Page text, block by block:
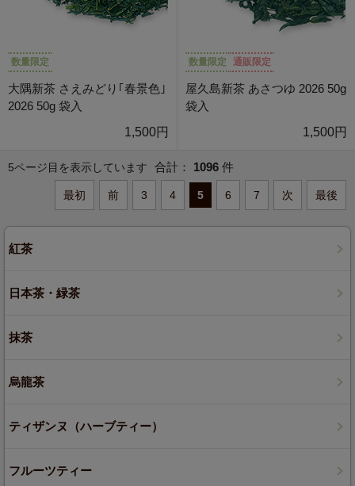
数量限定
大隅新茶 さえみどり｢春景色｣
2026 50g 袋入
1,500円
数量限定 通販限定
屋久島新茶 あさつゆ 2026 50g
袋入
1,500円
5ページ目を表示しています 合計： 1096 件
最初 前 3 4 5 6 7 次 最後
紅茶
日本茶・緑茶
抹茶
烏龍茶
ティザンヌ（ハーブティー）
フルーツティー